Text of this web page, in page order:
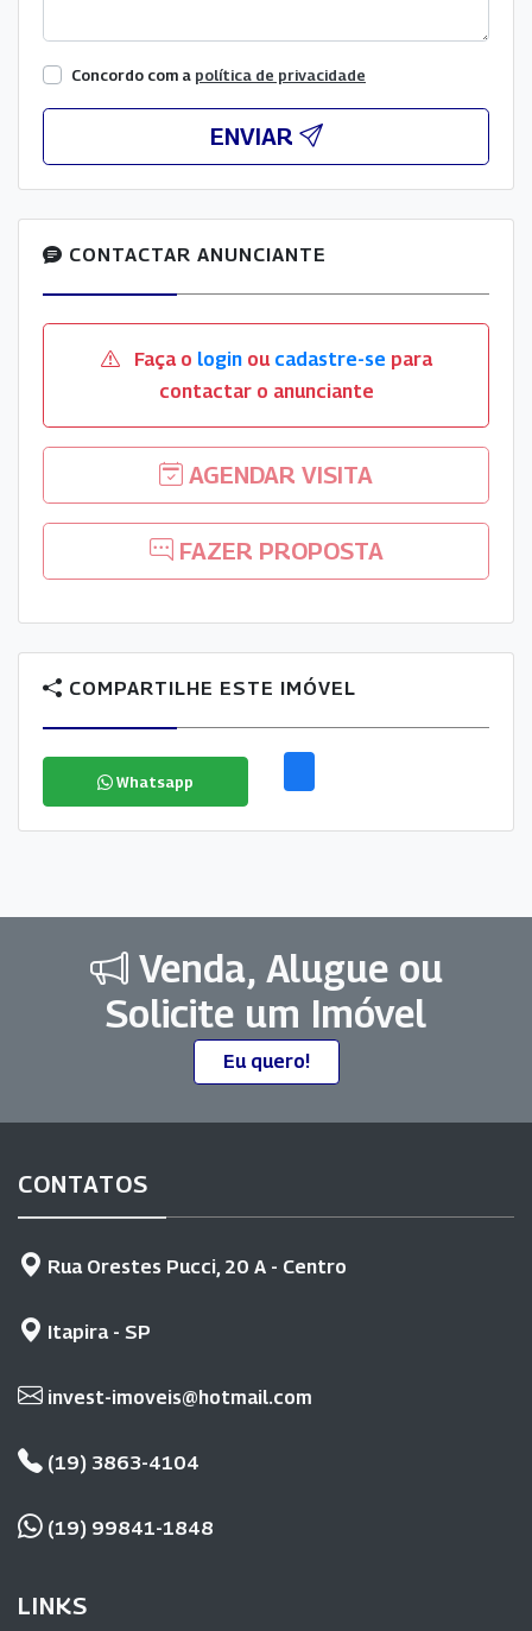
Concordo com a política de privacidade
ENVIAR
CONTACTAR ANUNCIANTE
Faça o loginou cadastre-se para
contactar o anunciante
AGENDAR VISITA
FAZER PROPOSTA
COMPARTILHE ESTE IMÓVEL
Whatsapp
Venda, Alugue ou
Solicite um Imóvel
Eu quero!
CONTATOS
Rua Orestes Pucci, 20 A - Centro
Itapira - SP
invest-imoveis@hotmail.com
(19) 3863-4104
(19) 99841-1848
LINKS